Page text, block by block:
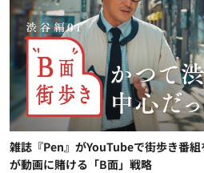
雑誌『Pen』がYouTubeで街歩き番
が動画に賭ける「B面」戦略